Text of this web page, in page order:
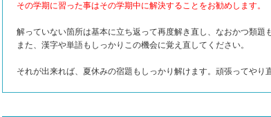
その学期に習った事はその学期中に解決することをお勧めします。
解っていない箇所は基本に立ち返って再度解き直し、なおかつ類題
また、漢字や単語もしっかりこの機会に覚え直してください。
それが出来れば、夏休みの宿題もしっかり解けます。頑張ってやり